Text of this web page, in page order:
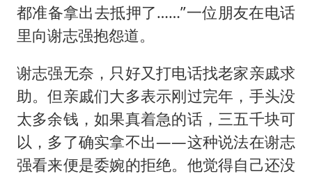
都准备拿出去抵押了……”一位朋友在电话
里向谢志强抱怨道。
谢志强无奈，只好又打电话找老家亲戚求
助。但亲戚们大多表示刚过完年，手头没
太多余钱，如果真着急的话，三五千块可
以，多了确实拿不出——这种说法在谢志
强看来便是委婉的拒绝。他觉得自己还没